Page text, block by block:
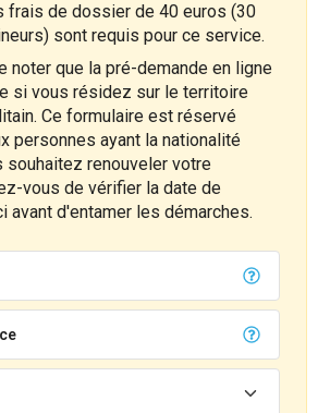
frais de dossier de 40 euros (30
sont requis pour ce service.
noter que la pré-demande en ligne
si vous résidez sur le territoire
Ce formulaire est réservé
personnes ayant la nationalité
souhaitez renouveler votre
vous de vérifier la date de
avant d'entamer les démarches.